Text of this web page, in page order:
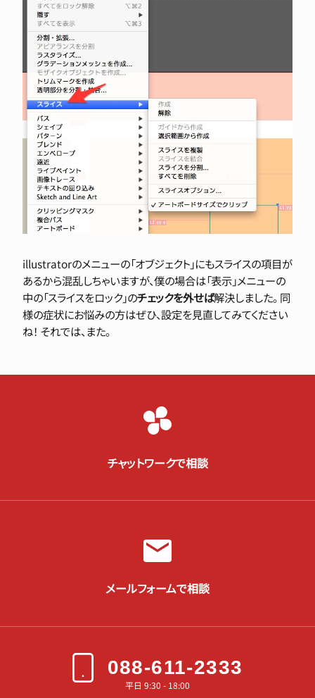
illustratorのメニューの「オブジェクト」にもスライスの項目が
あるから混乱しちゃいますが、僕の場合は「表示」メニューの
中の「スライスをロック」のチェックを外せば解決しました。 同
様の症状にお悩みの方はぜひ、設定を見直してみてください
ね！ それでは、また。
チャットワークで相談
メールフォームで相談
088-611-2333
平日 9:30 - 18:00